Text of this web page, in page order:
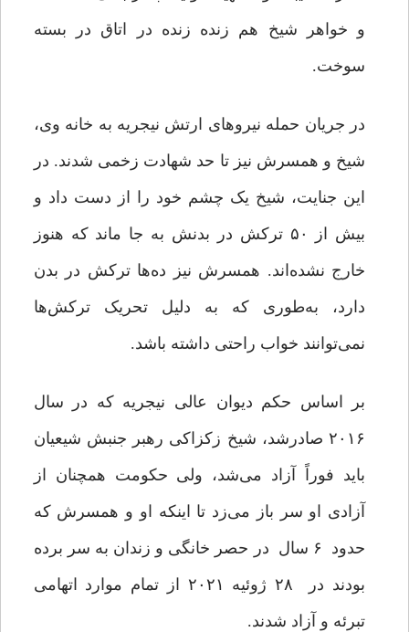
و خواهر شیخ هم زنده‌ زنده‌ در‌ اتاق‌ در‌ بسته
سوخت.
در‌ جریان‌ حمله نیروهای ارتش نیجریه به خانه وی‌،
شیخ و همسرش نیز تا حد شهادت زخمی شدند. در
این‌ جنایت‌، شیخ‌ یک چشم خود را از دست داد‌ و
بیش‌ از‌ ۵۰‌ ترکش‌ در‌ بدنش به جا ماند که هنوز
خارج نشده‌اند. همسرش نیز ده‌ها ترکش در بدن
دارد، به‌طوری که به دلیل تحریک ترکش‌ها
نمی‌توانند خواب راحتی داشته باشد.
بر اساس حکم دیوان عالی نیجریه که در سال
۲۰۱۶ صادرشد، شیخ زکزاکی رهبر جنبش شیعیان
باید فوراً آزاد می‌شد، ولی حکومت همچنان از
آزادی او سر باز می‌زد تا اینکه او و همسرش که
حدود ۶ سال در حصر خانگی و زندان به سر برده
بودند در ۲۸ ژوئیه ۲۰۲۱ از تمام موارد اتهامی
تبرئه و آزاد شدند.